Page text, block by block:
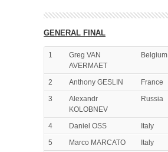
GENERAL FINAL
1
Greg VAN
AVERMAET
Belgium
2 Anthony GESLIN France
3
Alexandr
KOLOBNEV
Russia
4 Daniel OSS Italy
5
Marco MARCATO Italy